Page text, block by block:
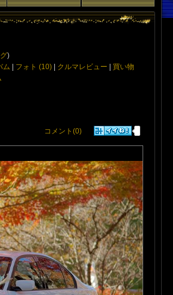
)
ム フォト (10)| クルマレビュー
買い物
コメント(0)